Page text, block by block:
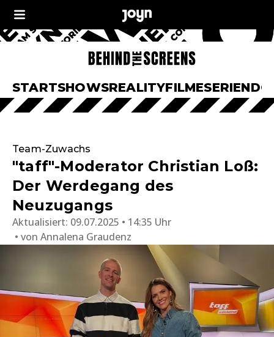
STARTSHOWSREALITYFILMESERIEN
Team-Zuwachs
"taff"-Moderator Christian Loß:
Der Werdegang des
Neuzugangs
Aktualisiert: 09.07.2025 • 14:35 Uhr
von Annalena Graudenz